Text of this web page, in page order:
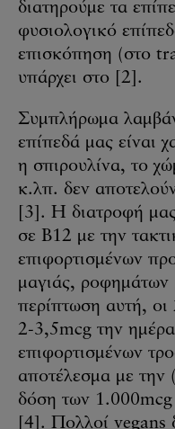
διατηρούμε τα
φυσιολογικό
επισκόπηση (στο
υπάρχει στο [2].
Συμπλήρωμα
επίπεδά μας είναι
η σπιρουλίνα, το
κ.λπ. δεν
[3]. Η διατροφή
σε B12 με την
επιφορτισμένων
μαγιάς,
περίπτωση αυτή,
2-3,5mcg την
επιφορτισμένων
αποτέλεσμα με την
δόση των
[4]. Πολλοί vegans